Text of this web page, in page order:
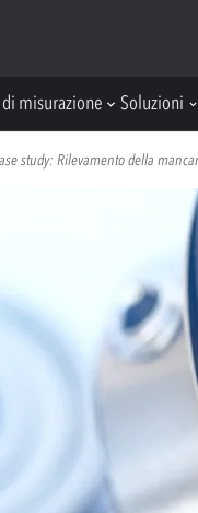
misurazione Soluzioni
study: Rilevamento della